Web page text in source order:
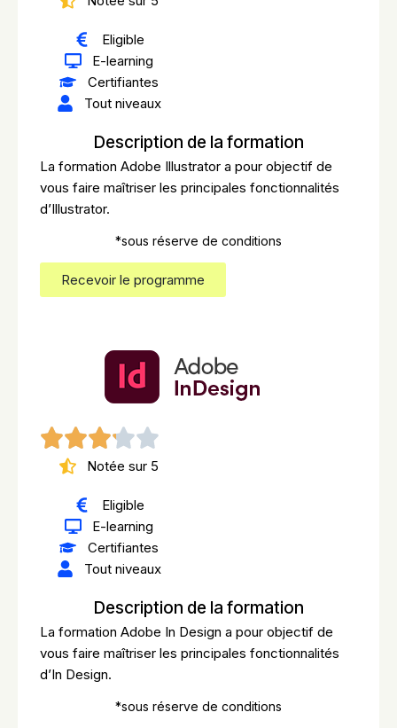
Eligible
E-learning
Certifiantes
Tout niveaux
Description de la formation
La formation Adobe Illustrator a pour objectif de
vous faire maîtriser les principales fonctionnalités
d’Illustrator.
*sous réserve de conditions
Recevoir le programme
Notée sur 5
Eligible
E-learning
Certifiantes
Tout niveaux
Description de la formation
La formation Adobe In Design a pour objectif de
vous faire maîtriser les principales fonctionnalités
d’In Design.
*sous réserve de conditions